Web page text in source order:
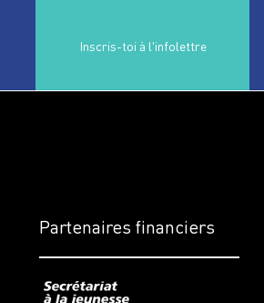
Inscris-toi à l'infolettre
Partenaires financiers